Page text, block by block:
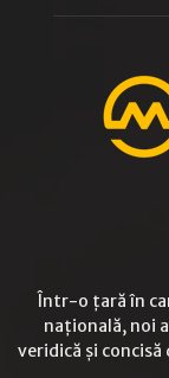
Într-o țară în
națională, noi
veridică și